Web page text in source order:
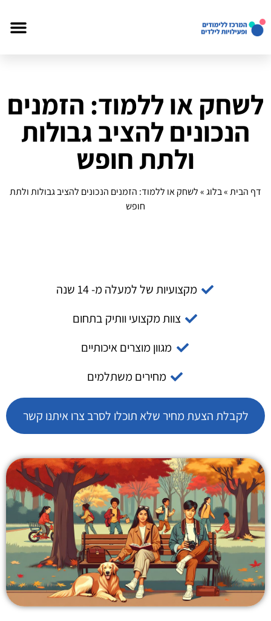
לשחק או ללמוד: הזמנים
הנכונים להציב גבולות
ולתת חופש
דף הבית»בלוג»לשחק או ללמוד: הזמנים הנכונים להציב גבולות ולתת
חופש
מקצועיות של למעלה מ- 14 שנה
צוות מקצועי וותיק בתחום
מגוון מוצרים איכותיים
מחירים משתלמים
לקבלת הצעת מחיר שלא תוכלו לסרב צרו איתנו קשר